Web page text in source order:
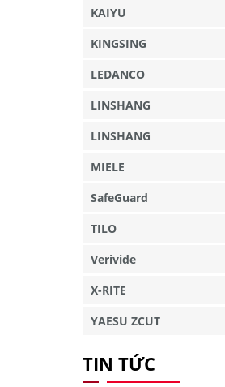
KAIYU
KINGSING
LEDANCO
LINSHANG
LINSHANG
MIELE
SafeGuard
TILO
Verivide
X-RITE
YAESU ZCUT
TIN TỨC